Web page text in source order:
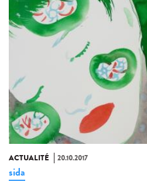
ACTUALITÉ 20.10.2017
sida